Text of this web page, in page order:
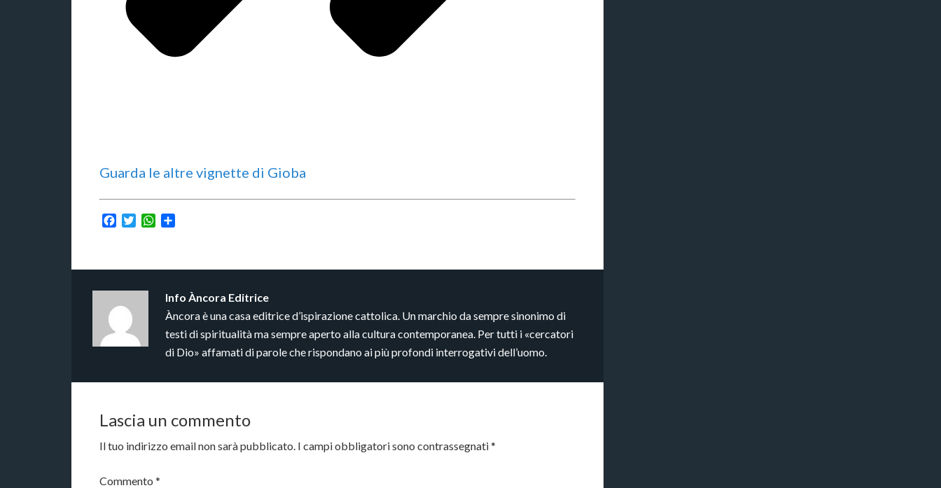
Guarda le altre vignette di Gioba
Facebook
TwitterWhatsApp
Info Àncora Editrice
Àncora è una casa editrice d’ispirazione cattolica. Un marchio da sempre sinonimo di
testi di spiritualità ma sempre aperto alla cultura contemporanea. Per tutti i «cercatori
di Dio» affamati di parole che rispondano ai più profondi interrogativi dell’uomo.
Lascia un commento
Il tuo indirizzo email non sarà pubblicato. I campi obbligatori sono contrassegnati*
Commento *